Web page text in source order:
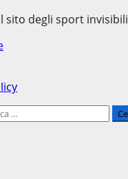
sito degli sport invisibili